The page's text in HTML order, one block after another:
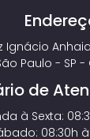
Ignácio
Paulo - SP -
de
à Sexta:
08:30h